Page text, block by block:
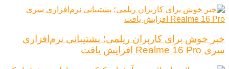
خبر خوش برای کاربران ریلمی؛ پشتیبانی نرم‌افزاری
سری Realme 16 Pro افزایش یافت